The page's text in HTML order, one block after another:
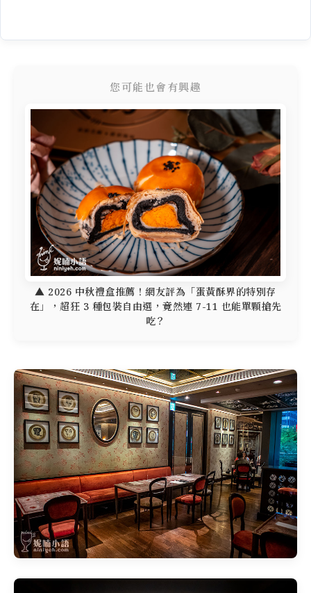
您可能也會有興趣
▲ 2026 中秋禮盒推薦！網友評為「蛋黃酥界的特別存
在」，超狂 3 種包裝自由選，竟然連 7-11 也能單顆搶先
吃？